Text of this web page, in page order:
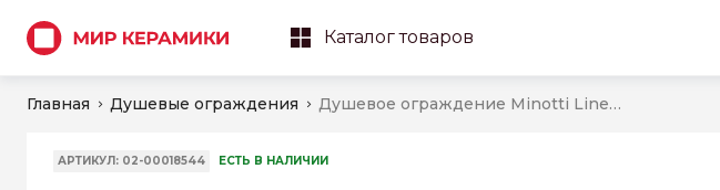
Каталог товаров
Главная Душевые ограждения Душевое ограждение Minotti Line 1000*1000 Black
АРТИКУЛ: 02-00018544 ЕСТЬ В НАЛИЧИИ